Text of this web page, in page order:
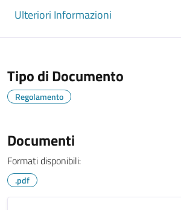
Ulteriori Informazioni
Tipo di Documento
Regolamento
Documenti
Formati disponibili:
.pdf